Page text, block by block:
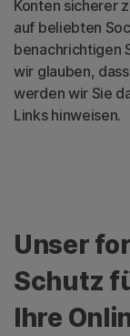
Konten sicherer
auf beliebten
benachrichtigen
wir glauben,
werden wir Sie
Links hinweisen.
Unser
Schutz
Ihre